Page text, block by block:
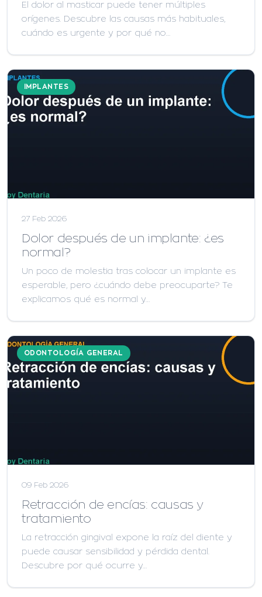
El dolor al masticar puede tener múltiples
orígenes. Descubre las causas más habituales,
cuándo es urgente y por qué no…
IMPLANTES
27 Feb 2026
Dolor después de un implante: ¿es
normal?
Un poco de molestia tras colocar un implante es
esperable, pero ¿cuándo debe preocuparte? Te
explicamos qué es normal y…
ODONTOLOGÍA GENERAL
09 Feb 2026
Retracción de encías: causas y
tratamiento
La retracción gingival expone la raíz del diente y
puede causar sensibilidad y pérdida dental.
Descubre por qué ocurre y…